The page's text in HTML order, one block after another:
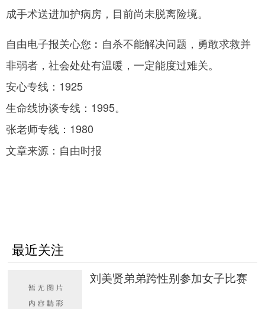
成手术送进加护病房，目前尚未脱离险境。
自由电子报关心您︰自杀不能解决问题，勇敢求救并
非弱者，社会处处有温暖，一定能度过难关。
安心专线：1925
生命线协谈专线：1995。
张老师专线：1980
文章来源：自由时报
最近关注
刘美贤弟弟跨性别参加女子比赛